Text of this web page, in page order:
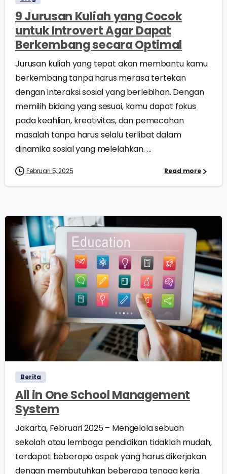
9 Jurusan Kuliah yang Cocok
untuk Introvert Agar Dapat
Berkembang secara Optimal
Jurusan kuliah yang tepat akan membantu kamu
berkembang tanpa harus merasa tertekan
dengan interaksi sosial yang berlebihan. Dengan
memilih bidang yang sesuai, kamu dapat fokus
pada keahlian, kreativitas, dan pemecahan
masalah tanpa harus selalu terlibat dalam
dinamika sosial yang melelahkan. ...
Februari 5, 2025 Read more
0 0
Berita
All in One School Management
System
Jakarta, Februari 2025 – Mengelola sebuah
sekolah atau lembaga pendidikan tidaklah mudah,
terdapat beberapa aspek yang harus dikerjakan
dengan membutuhkan beberapa tenaga kerja.